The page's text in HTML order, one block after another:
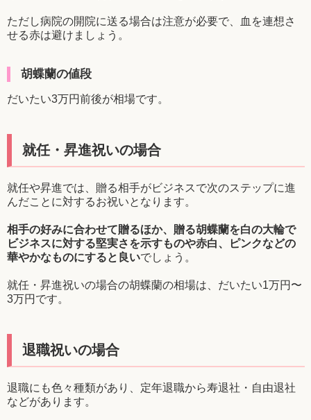
ただし病院の開院に送る場合は注意が必要で、血を連想さ
せる赤は避けましょう。
胡蝶蘭の値段
だいたい3万円前後が相場です。
就任・昇進祝いの場合
就任や昇進では、贈る相手がビジネスで次のステップに進
んだことに対するお祝いとなります。
相手の好みに合わせて贈るほか、贈る胡蝶蘭を白の大輪で
ビジネスに対する堅実さを示すものや赤白、ピンクなどの
華やかなものにすると良いでしょう。
就任・昇進祝いの場合の胡蝶蘭の相場は、だいたい1万円〜
3万円です。
退職祝いの場合
退職にも色々種類があり、定年退職から寿退社・自由退社
などがあります。